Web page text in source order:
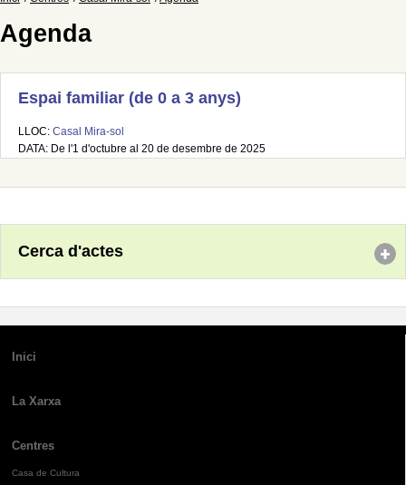
Agenda
Espai familiar (de 0 a 3 anys)
LLOC: Casal Mira-sol
DATA: De l'1 d'octubre al 20 de desembre de 2025
Cerca d'actes
Inici
La Xarxa
Centres
Casa de Cultura